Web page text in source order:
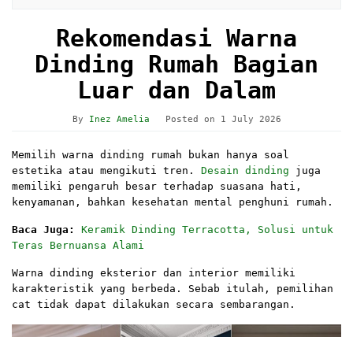
Rekomendasi Warna
Dinding Rumah Bagian
Luar dan Dalam
By Inez Amelia Posted on 1 July 2026
Memilih warna dinding rumah bukan hanya soal
estetika atau mengikuti tren. Desain dinding juga
memiliki pengaruh besar terhadap suasana hati,
kenyamanan, bahkan kesehatan mental penghuni rumah.
Baca Juga:
Keramik Dinding Terracotta, Solusi untuk
Teras Bernuansa Alami
Warna dinding eksterior dan interior memiliki
karakteristik yang berbeda. Sebab itulah, pemilihan
cat tidak dapat dilakukan secara sembarangan.